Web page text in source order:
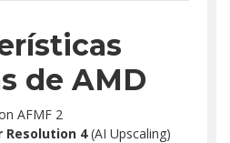
de AMD
AFMF 2
Resolution 4(AI Upscaling)